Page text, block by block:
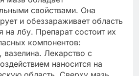
свойствами. Она
и обеззараживает область
на лбу. Препарат состоит их
компонентов:
вазелина. Лекарство с
наносится на